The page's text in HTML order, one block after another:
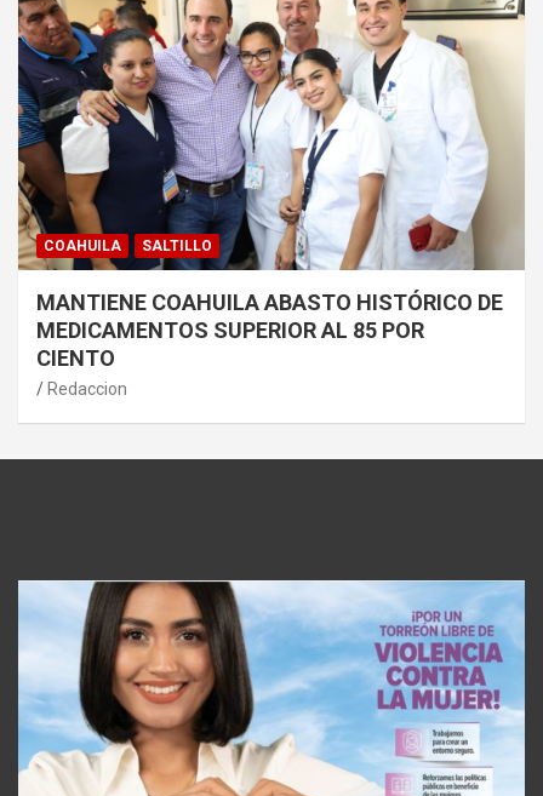
COAHUILA SALTILLO
MANTIENE COAHUILA ABASTO HISTÓRICO DE
MEDICAMENTOS SUPERIOR AL 85 POR
CIENTO
Redaccion